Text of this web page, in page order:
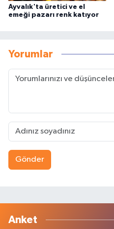
Ayvalık'ta üretici ve el
emeği pazarı renk katıyor
Yorumlar
Gönder
Anket